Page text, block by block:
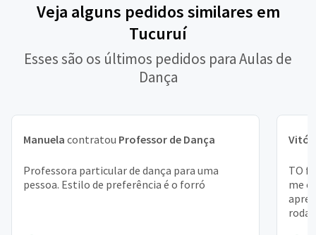
Veja alguns pedidos similares em
Tucuruí
Esses são os últimos pedidos para Aulas de
Dança
Manuela contratou Professor de Dança
Professora particular de dança para uma
pessoa. Estilo de preferência é o forró
TO
me
roda